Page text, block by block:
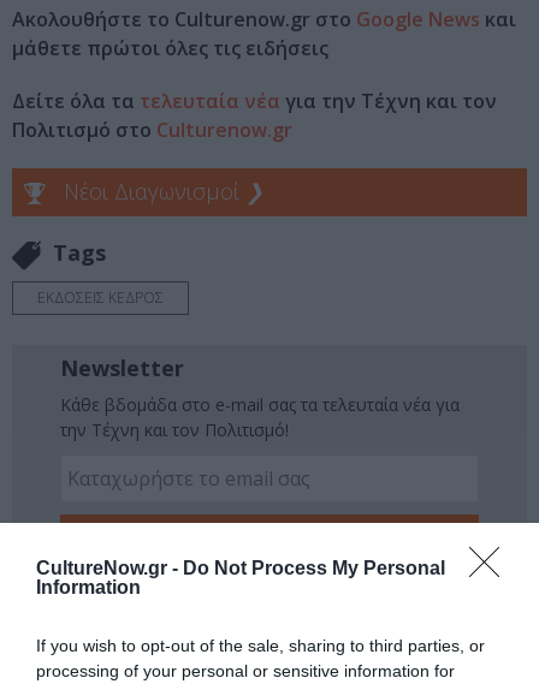
CultureNow.gr - Do Not Process My Personal
Information
If you wish to opt-out of the sale, sharing to third parties, or
processing of your personal or sensitive information for
Ακολουθήστε το Culturenow.gr στο Google News και
μάθετε πρώτοι όλες τις ειδήσεις
Δείτε όλα τα τελευταία νέα για την Τέχνη και τον
Πολιτισμό στο Culturenow.gr
Νέοι Διαγωνισμοί ❯
Tags
ΕΚΔΟΣΕΙΣ ΚΕΔΡΟΣ
Newsletter
Κάθε βδομάδα στο e-mail σας τα τελευταία νέα για
την Τέχνη και τον Πολιτισμό!